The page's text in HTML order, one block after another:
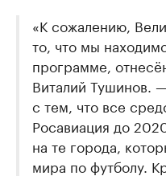
«К сожалению,
то, что мы
программе,
Виталий Тушинов.
с тем, что все
Росавиация до
на те города,
мира по футболу.